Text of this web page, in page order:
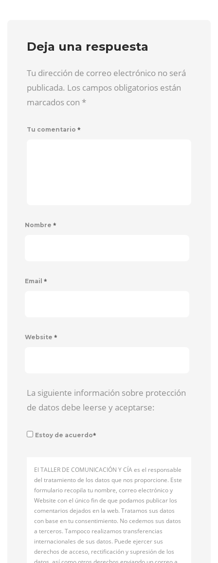
Deja una respuesta
Tu dirección de correo electrónico no será
publicada. Los campos obligatorios están
marcados con *
Tu comentario *
Nombre *
Email *
Website *
La siguiente información sobre protección
de datos debe leerse y aceptarse:
Estoy de acuerdo*
El TALLER DE COMUNICACIÓN Y CÍA es el responsable
del tratamiento de los datos que nos proporcione. Este
formulario recopila tu nombre, correo electrónico y
Website con el único fin de que podamos publicar los
comentarios dejados en la web. Tratamos sus datos
con base en tu consentimiento. No cedemos sus datos
a terceros. Tampoco realizamos transferencias
internacionales de sus datos. Puede ejercer sus
derechos de acceso, rectificación y supresión de los